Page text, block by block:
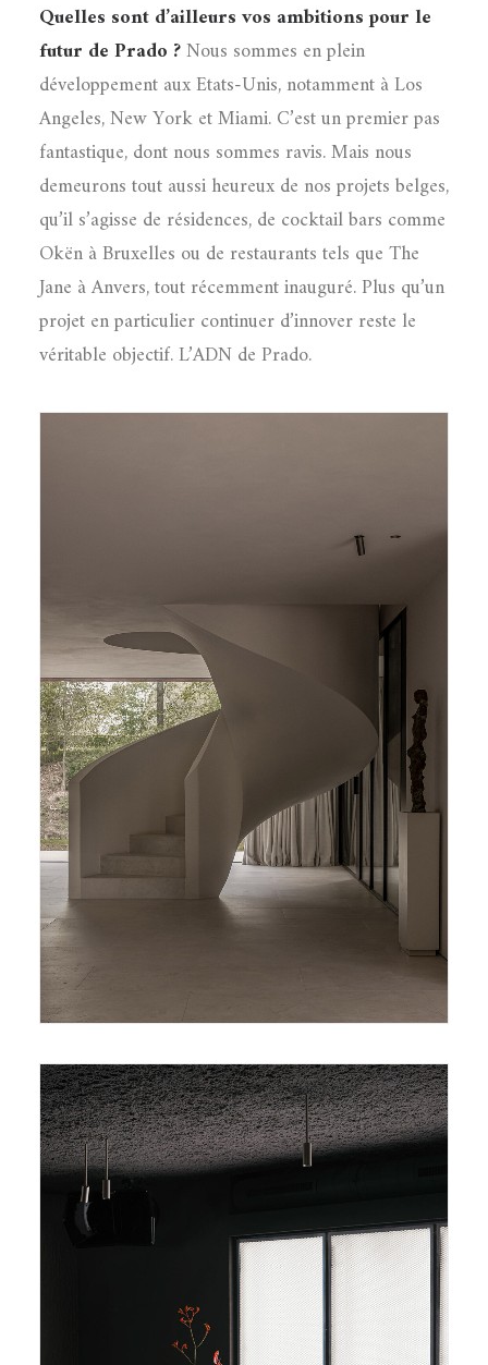
Quelles sont d’ailleurs vos ambitions pour le
futur de Prado ?Nous sommes en plein
développement aux Etats-Unis, notamment à Los
Angeles, New York et Miami. C’est un premier pas
fantastique, dont nous sommes ravis. Mais nous
demeurons tout aussi heureux de nos projets belges,
qu’il s’agisse de résidences, de cocktail bars comme
Okën à Bruxelles ou de restaurants tels que The
Jane à Anvers, tout récemment inauguré. Plus qu’un
projet en particulier continuer d’innover reste le
véritable objectif. L’ADN de Prado.